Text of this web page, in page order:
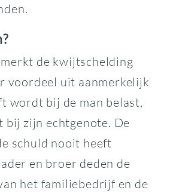
de kwijtschelding
voordeel uit aanmerkelijk
wordt bij de man belast,
bij zijn echtgenote. De
schuld nooit heeft
en broer deden de
het familiebedrijf en de